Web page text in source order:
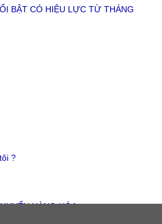
BẬT CÓ HIỆU LỰC TỪ THÁNG
?
HÀNG HÓA